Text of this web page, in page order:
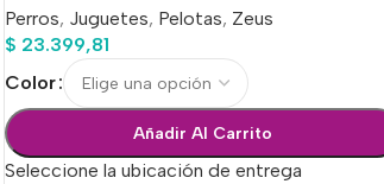
Perros, Juguetes, Pelotas, Zeus
$ 23.399,81
Color
Añadir Al Carrito
Seleccione la ubicación de entrega